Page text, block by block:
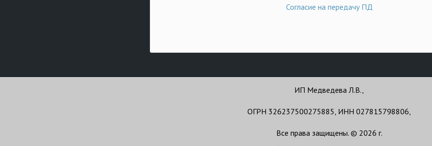
Согласие на передачу ПД
ИП Медведева Л.В.,
ОГРН 326237500275885, ИНН 027815798806,
Все права защищены. © 2026 г.